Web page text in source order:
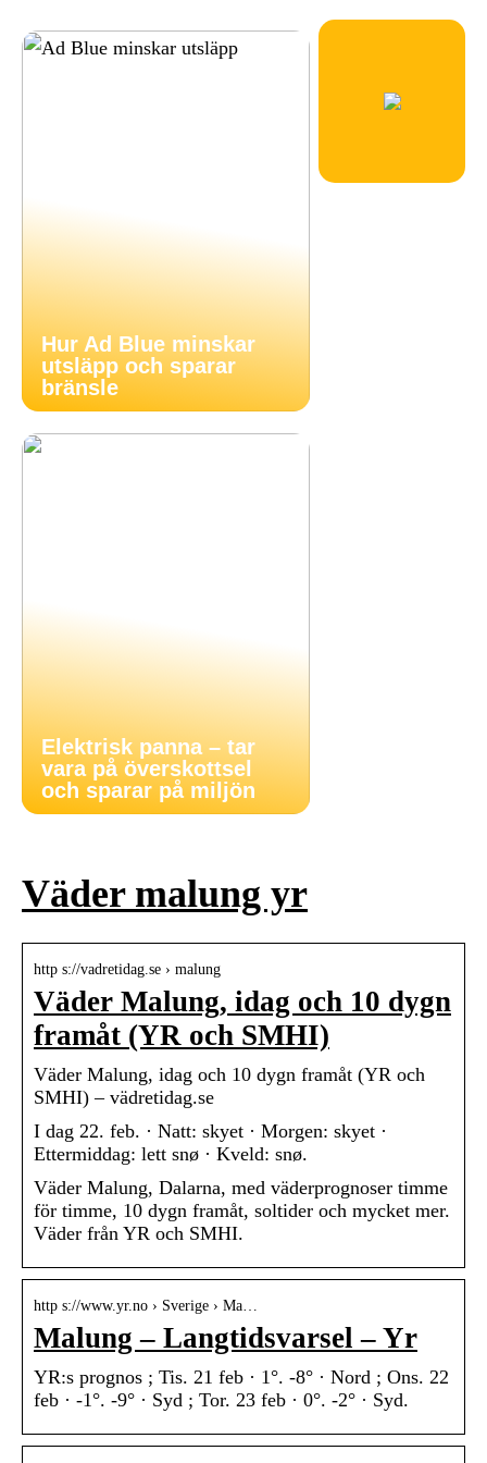
Hur Ad Blue minskar
utsläpp och sparar
bränsle
Elektrisk panna – tar
vara på överskottsel
och sparar på miljön
Väder malung yr
http s://vadretidag.se › malung
Väder Malung, idag och 10 dygn
framåt (YR och SMHI)
Väder Malung, idag och 10 dygn framåt (YR och
SMHI) – vädretidag.se
I dag 22. feb. · Natt: skyet · Morgen: skyet ·
Ettermiddag: lett snø · Kveld: snø.
Väder Malung, Dalarna, med väderprognoser timme
för timme, 10 dygn framåt, soltider och mycket mer.
Väder från YR och SMHI.
http s://www.yr.no › Sverige › Ma…
Malung – Langtidsvarsel – Yr
YR:s prognos ; Tis. 21 feb · 1°. -8° · Nord ; Ons. 22
feb · -1°. -9° · Syd ; Tor. 23 feb · 0°. -2° · Syd.